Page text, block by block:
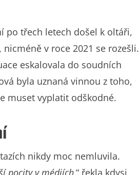
po třech letech došel k oltáři,
v roce 2021 se rozešli.
eskalovala do soudních
byla uznaná vinnou z toho,
muset vyplatit odškodné.
nikdy moc nemluvila.
pocity v médiích,“ řekla kdysi